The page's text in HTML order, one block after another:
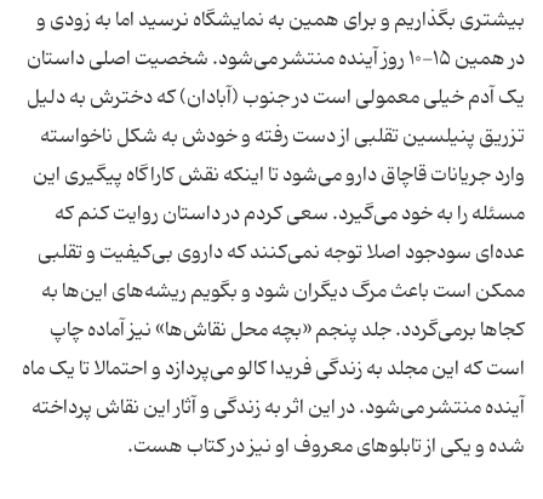
بیشتری بگذاریم و برای همین به نمایشگاه نرسید اما به زودی و
در همین ۱۵-۱۰ روز آینده منتشر می‌شود. شخصیت اصلی داستان
یک آدم خیلی معمولی است در جنوب (آبادان) که دخترش به دلیل
تزریق پنیلسین تقلبی از دست رفته و خودش به شکل ناخواسته
وارد جریانات قاچاق دارو می‌شود تا اینکه نقش کاراگاه پیگیری این
مسئله را به خود می‌گیرد. سعی کردم در داستان روایت کنم که
عده‌ای سودجود اصلا توجه نمی‌کنند که داروی بی‌کیفیت و تقلبی
ممکن است باعث مرگ دیگران شود و بگویم ریشه‌های این‌ها به
کجاها برمی‌گردد. جلد پنجم «بچه محل نقاش‌ها» نیز آماده چاپ
است که این مجلد به زندگی فریدا کالو می‌پردازد و احتمالا تا یک ماه
آینده منتشر می‌شود. در این اثر به زندگی و آثار این نقاش پرداخته
شده و یکی از تابلوهای معروف او نیز در کتاب هست.